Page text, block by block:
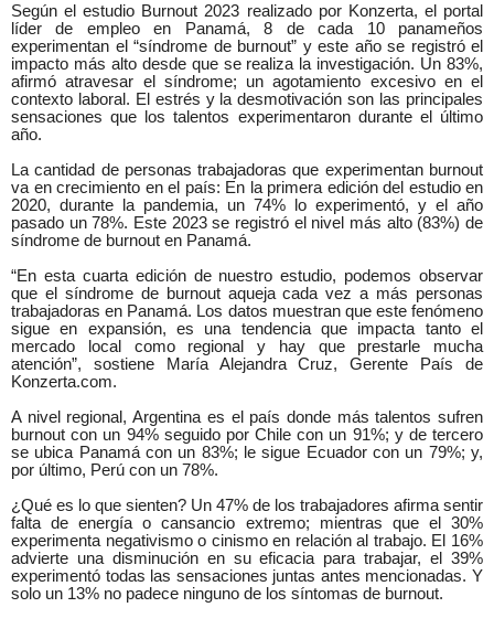
Según el estudio Burnout 2023 realizado por Konzerta, el portal
líder de empleo en Panamá, 8 de cada 10 panameños
experimentan el “síndrome de burnout” y este año se registró el
impacto más alto desde que se realiza la investigación. Un 83%,
afirmó atravesar el síndrome; un agotamiento excesivo en el
contexto laboral. El estrés y la desmotivación son las principales
sensaciones que los talentos experimentaron durante el último
año.
La cantidad de personas trabajadoras que experimentan burnout
va en crecimiento en el país: En la primera edición del estudio en
2020, durante la pandemia, un 74% lo experimentó, y el año
pasado un 78%. Este 2023 se registró el nivel más alto (83%) de
síndrome de burnout en Panamá.
“En esta cuarta edición de nuestro estudio, podemos observar
que el síndrome de burnout aqueja cada vez a más personas
trabajadoras en Panamá. Los datos muestran que este fenómeno
sigue en expansión, es una tendencia que impacta tanto el
mercado local como regional y hay que prestarle mucha
atención”, sostiene María Alejandra Cruz, Gerente País de
Konzerta.com.
A nivel regional, Argentina es el país donde más talentos sufren
burnout con un 94% seguido por Chile con un 91%; y de tercero
se ubica Panamá con un 83%; le sigue Ecuador con un 79%; y,
por último, Perú con un 78%.
¿Qué es lo que sienten? Un 47% de los trabajadores afirma sentir
falta de energía o cansancio extremo; mientras que el 30%
experimenta negativismo o cinismo en relación al trabajo. El 16%
advierte una disminución en su eficacia para trabajar, el 39%
experimentó todas las sensaciones juntas antes mencionadas. Y
solo un 13% no padece ninguno de los síntomas de burnout.